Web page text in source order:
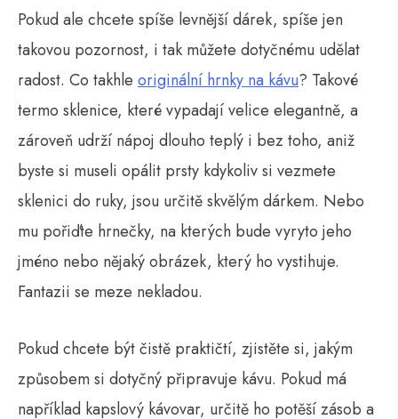
Pokud ale chcete spíše levnější dárek, spíše jen
takovou pozornost, i tak můžete dotyčnému udělat
radost. Co takhle originální hrnky na kávu? Takové
termo sklenice, které vypadají velice elegantně, a
zároveň udrží nápoj dlouho teplý i bez toho, aniž
byste si museli opálit prsty kdykoliv si vezmete
sklenici do ruky, jsou určitě skvělým dárkem. Nebo
mu pořiďte hrnečky, na kterých bude vyryto jeho
jméno nebo nějaký obrázek, který ho vystihuje.
Fantazii se meze nekladou.
Pokud chcete být čistě praktičtí, zjistěte si, jakým
způsobem si dotyčný připravuje kávu. Pokud má
například kapslový kávovar, určitě ho potěší zásob a